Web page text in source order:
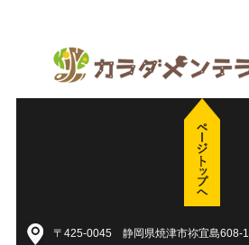
〒425-0045 静岡県焼津市祢宜島608-1